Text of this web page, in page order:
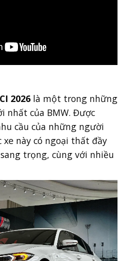
2026 là một trong những
nhất của BMW. Được
cầu của những người
xe này có ngoại thất đầy
trọng, cùng với nhiều